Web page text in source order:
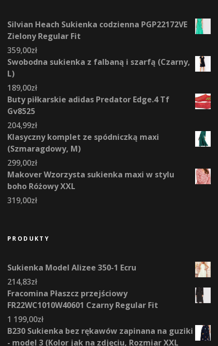
Silvian Heach Sukienka codzienna PGP22172VE
Zielony Regular Fit
359,00zł
Swobodna sukienka z falbaną i szarfą (Czarny,
L)
189,00zł
Buty piłkarskie adidas Predator Edge.4 Tf
Gv8525
204,99zł
Klasyczny komplet ze spódniczką maxi
(Szmaragdowy, M)
299,00zł
Makover Wzorzysta sukienka maxi w stylu
boho Różowy XXL
319,00zł
PRODUKTY
Sukienka Model Alizee 350-1 Ecru
214,83zł
Fracomina Płaszcz przejściowy
FR22WC1010W40601 Czarny Regular Fit
1 199,00zł
B230 Sukienka bez rękawów zapinana na guziki
- model 3 (Kolor jak na zdjęciu, Rozmiar XXL